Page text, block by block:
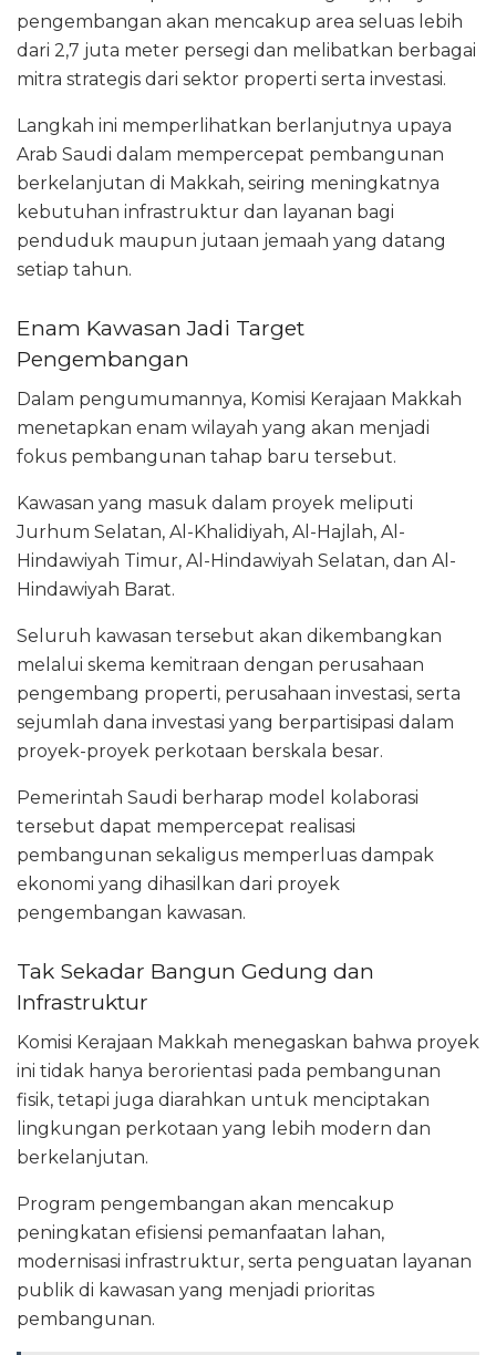
pengembangan akan mencakup area seluas lebih
dari 2,7 juta meter persegi dan melibatkan berbagai
mitra strategis dari sektor properti serta investasi.
Langkah ini memperlihatkan berlanjutnya upaya
Arab Saudi dalam mempercepat pembangunan
berkelanjutan di Makkah, seiring meningkatnya
kebutuhan infrastruktur dan layanan bagi
penduduk maupun jutaan jemaah yang datang
setiap tahun.
Enam Kawasan Jadi Target
Pengembangan
Dalam pengumumannya, Komisi Kerajaan Makkah
menetapkan enam wilayah yang akan menjadi
fokus pembangunan tahap baru tersebut.
Kawasan yang masuk dalam proyek meliputi
Jurhum Selatan, Al-Khalidiyah, Al-Hajlah, Al-
Hindawiyah Timur, Al-Hindawiyah Selatan, dan Al-
Hindawiyah Barat.
Seluruh kawasan tersebut akan dikembangkan
melalui skema kemitraan dengan perusahaan
pengembang properti, perusahaan investasi, serta
sejumlah dana investasi yang berpartisipasi dalam
proyek-proyek perkotaan berskala besar.
Pemerintah Saudi berharap model kolaborasi
tersebut dapat mempercepat realisasi
pembangunan sekaligus memperluas dampak
ekonomi yang dihasilkan dari proyek
pengembangan kawasan.
Tak Sekadar Bangun Gedung dan
Infrastruktur
Komisi Kerajaan Makkah menegaskan bahwa proyek
ini tidak hanya berorientasi pada pembangunan
fisik, tetapi juga diarahkan untuk menciptakan
lingkungan perkotaan yang lebih modern dan
berkelanjutan.
Program pengembangan akan mencakup
peningkatan efisiensi pemanfaatan lahan,
modernisasi infrastruktur, serta penguatan layanan
publik di kawasan yang menjadi prioritas
pembangunan.